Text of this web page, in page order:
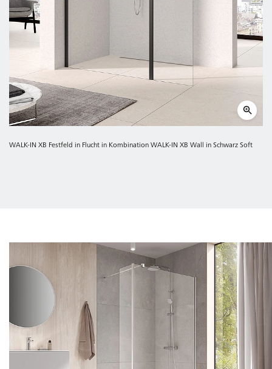
WALK-IN XB Festfeld in Flucht in Kombination WALK-IN XB Wall in Schwarz Soft